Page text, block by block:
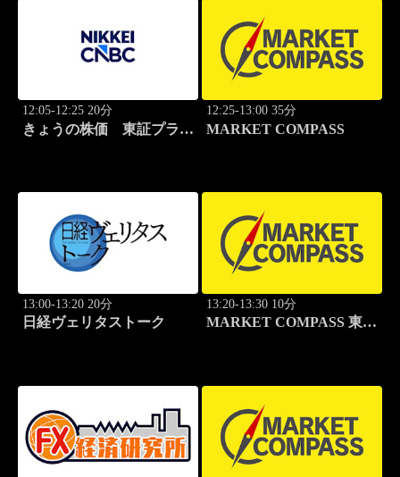
12:05-12:25 20分
きょうの株価 東証プライ
12:25-13:00 35分
MARKET COMPASS
13:00-13:20 20分
日経ヴェリタストーク
13:20-13:30 10分
MARKET COMPASS 東証